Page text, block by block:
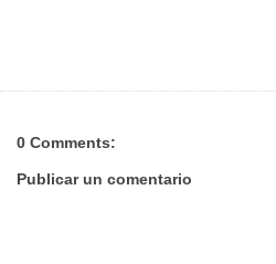
0 Comments:
Publicar un comentario